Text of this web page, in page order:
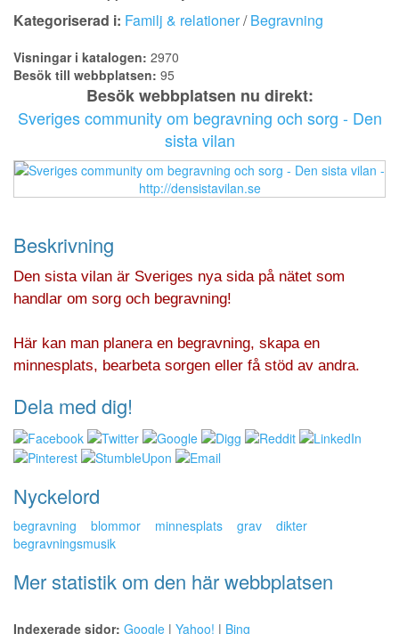
Kategoriserad i: Familj & relationer/Begravning
Visningar i katalogen: 2970
Besök till webbplatsen: 95
Besök webbplatsen nu direkt:
Sveriges community om begravning och sorg - Den
sista vilan
Beskrivning
Den sista vilan är Sveriges nya sida på nätet som
handlar om sorg och begravning!
Här kan man planera en begravning, skapa en
minnesplats, bearbeta sorgen eller få stöd av andra.
Dela med dig!
Nyckelord
begravning blommor minnesplats grav
dikter
begravningsmusik
Mer statistik om den här webbplatsen
Indexerade sidor: Google | Yahoo! | Bing